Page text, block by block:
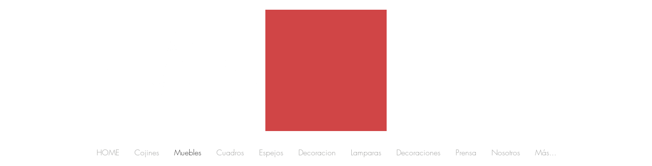
HOME Cojines Muebles Cuadros Espejos Decoracion Lamparas Decoraciones Prensa Nosotros Más...